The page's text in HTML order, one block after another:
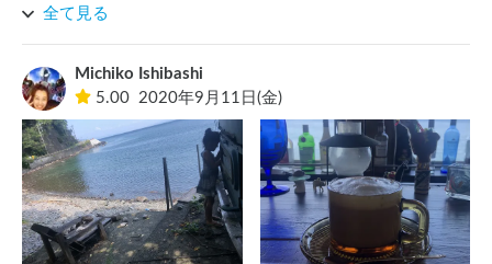
っても気持ちよかったです^_^ すぐ後ろが道路なので大きな
全て見る
Michiko Ishibashi
5.00 2020年9月11日(金)